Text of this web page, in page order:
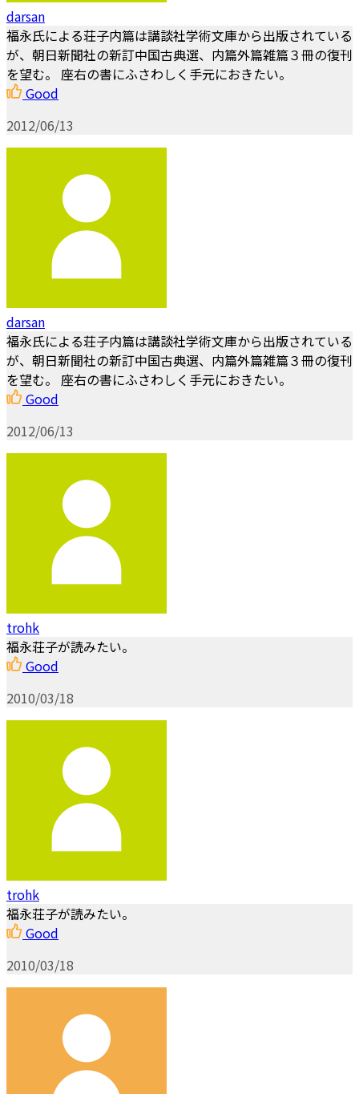
darsan
福永氏による荘子内篇は講談社学術文庫から出版されている
が、朝日新聞社の新訂中国古典選、内篇外篇雑篇３冊の復刊
を望む。 座右の書にふさわしく手元におきたい。
Good
2012/06/13
darsan
福永氏による荘子内篇は講談社学術文庫から出版されている
が、朝日新聞社の新訂中国古典選、内篇外篇雑篇３冊の復刊
を望む。 座右の書にふさわしく手元におきたい。
Good
2012/06/13
trohk
福永荘子が読みたい。
Good
2010/03/18
trohk
福永荘子が読みたい。
Good
2010/03/18